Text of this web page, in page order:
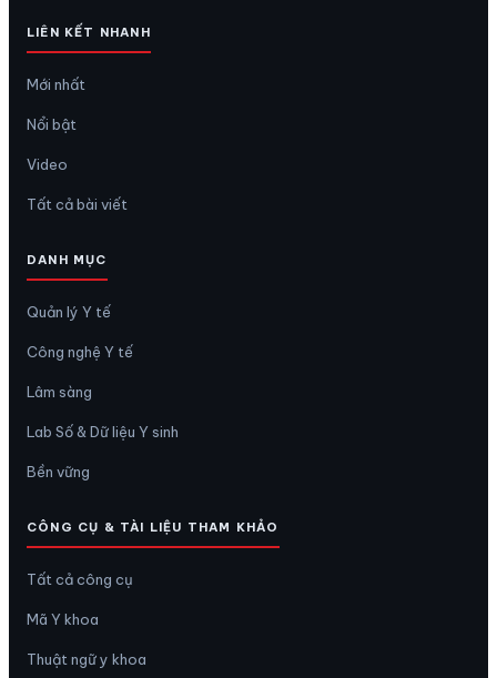
LIÊN KẾT NHANH
Mới nhất
Nổi bật
Video
Tất cả bài viết
DANH MỤC
Quản lý Y tế
Công nghệ Y tế
Lâm sàng
Lab Số & Dữ liệu Y sinh
Bền vững
CÔNG CỤ & TÀI LIỆU THAM KHẢO
Tất cả công cụ
Mã Y khoa
Thuật ngữ y khoa